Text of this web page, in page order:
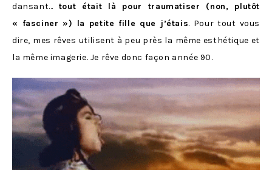
dansant… tout était là pour traumatiser (non, plutôt
« fasciner ») la petite fille que j’étais. Pour tout vous
dire, mes rêves utilisent à peu près la même esthétique et
la même imagerie. Je rêve donc façon année 90.